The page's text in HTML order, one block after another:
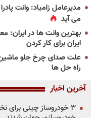
مدیرعامل زامیاد: وانت
می آید
ایران برای کار کردن
علت صدای چرخ جلو
راه حل ها
آخرین اخبار